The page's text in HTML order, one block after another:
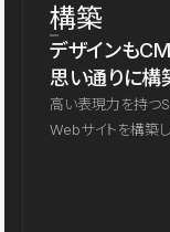
構築
デザインも
思い通りに構
高い表現力を持つ
Webサイトを構築し